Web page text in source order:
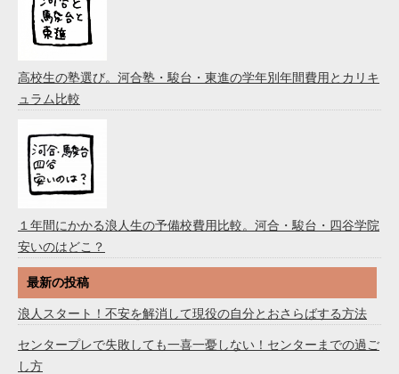
高校生の塾選び。河合塾・駿台・東進の学年別年間費用とカリキ
ュラム比較
１年間にかかる浪人生の予備校費用比較。河合・駿台・四谷学院
安いのはどこ？
最新の投稿
浪人スタート！不安を解消して現役の自分とおさらばする方法
センタープレで失敗しても一喜一憂しない！センターまでの過ご
し方